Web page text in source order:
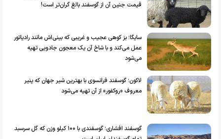
قیمت جنین آن از گوسفند بالغ گران‌تر است!
سایگا؛ بز کوهی عجیب و غریبی که بینی‌اش مانند رادیاتور
عمل می‌کند و با شاخ آن یک معجون جادویی تهیه
می‌شود
لاکون؛ گوسفند فرانسوی با بهترین شیر جهان که پنیر
معروف «روکفور» از آن تهیه می‌شود
گوسفند افشاری؛ گوسفندی با ۱۰۰ کیلو وزن که گل سرسبد